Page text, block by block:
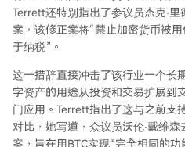
范围，要求其遵守反洗钱等规定
加密公司在特定条件下免于SEC
治前景仍不明朗，沃伦等民主党
更强利益冲突条款的情况下，将
安全。加密市场总市值目前约为
Terrett还特别指出了参议员杰克·里
案，该修正案将“禁止加密货币被
于纳税”。
这一措辞直接冲击了该行业一个长
字资产的用途从投资和交易扩展到
门应用。Terrett指出了这与之前支
对比，她写道，众议员沃伦·戴维
案，旨在用BTC实现“完全相同的功